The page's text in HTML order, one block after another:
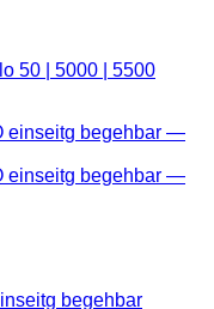
50 | 5000 | 5500
begehbar